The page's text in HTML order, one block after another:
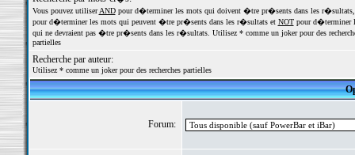
Vous pouvez utiliserANDpour d�terminer les mots qui doivent �tre pr�sents dans les
pour d�terminer les mots qui peuvent �tre pr�sents dans les r�sultats et NOTpour d�terminer
qui ne devraient pas �tre pr�sents dans les r�sultats. Utilisez * comme un joker pour des
partielles
Recherche par auteur:
Utilisez * comme un joker pour des recherches partielles
Forum: